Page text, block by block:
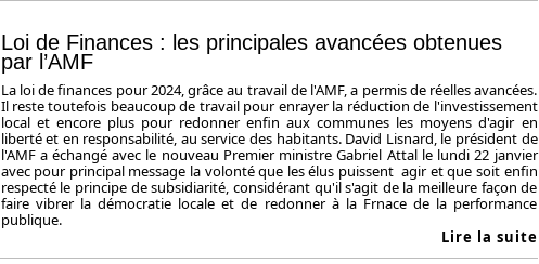
Loi de Finances : les principales avancées obtenues
par l’AMF
La loi de finances pour 2024, grâce au travail de l'AMF, a permis de réelles avancées.
Il reste toutefois beaucoup de travail pour enrayer la réduction de l'investissement
local et encore plus pour redonner enfin aux communes les moyens d'agir en
liberté et en responsabilité, au service des habitants. David Lisnard, le président de
l'AMF a échangé avec le nouveau Premier ministre Gabriel Attal le lundi 22 janvier
avec pour principal message la volonté que les élus puissent agir et que soit enfin
respecté le principe de subsidiarité, considérant qu'il s'agit de la meilleure façon de
faire vibrer la démocratie locale et de redonner à la Frnace de la performance
publique.
Lire la suite